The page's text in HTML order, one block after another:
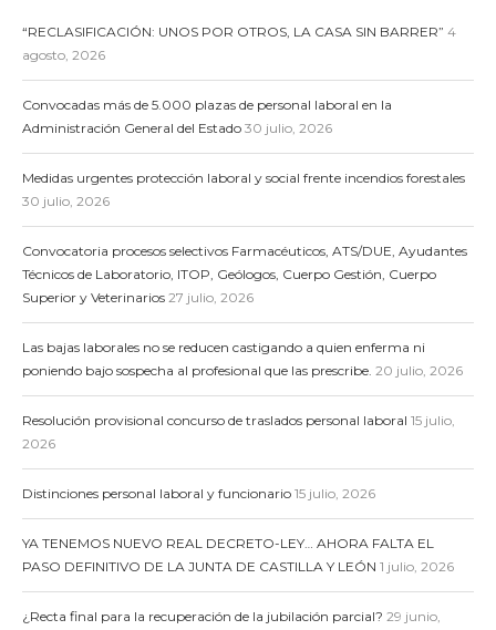
“RECLASIFICACIÓN: UNOS POR OTROS, LA CASA SIN BARRER” 4
agosto, 2026
Convocadas más de 5.000 plazas de personal laboral en la
Administración General del Estado 30 julio, 2026
Medidas urgentes protección laboral y social frente incendios forestales
30 julio, 2026
Convocatoria procesos selectivos Farmacéuticos, ATS/DUE, Ayudantes
Técnicos de Laboratorio, ITOP, Geólogos, Cuerpo Gestión, Cuerpo
Superior y Veterinarios 27 julio, 2026
Las bajas laborales no se reducen castigando a quien enferma ni
poniendo bajo sospecha al profesional que las prescribe. 20 julio, 2026
Resolución provisional concurso de traslados personal laboral 15 julio,
2026
Distinciones personal laboral y funcionario 15 julio, 2026
YA TENEMOS NUEVO REAL DECRETO-LEY… AHORA FALTA EL
PASO DEFINITIVO DE LA JUNTA DE CASTILLA Y LEÓN 1 julio, 2026
¿Recta final para la recuperación de la jubilación parcial? 29 junio,